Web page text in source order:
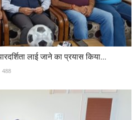
लाई जाने का प्रयास किया...
488